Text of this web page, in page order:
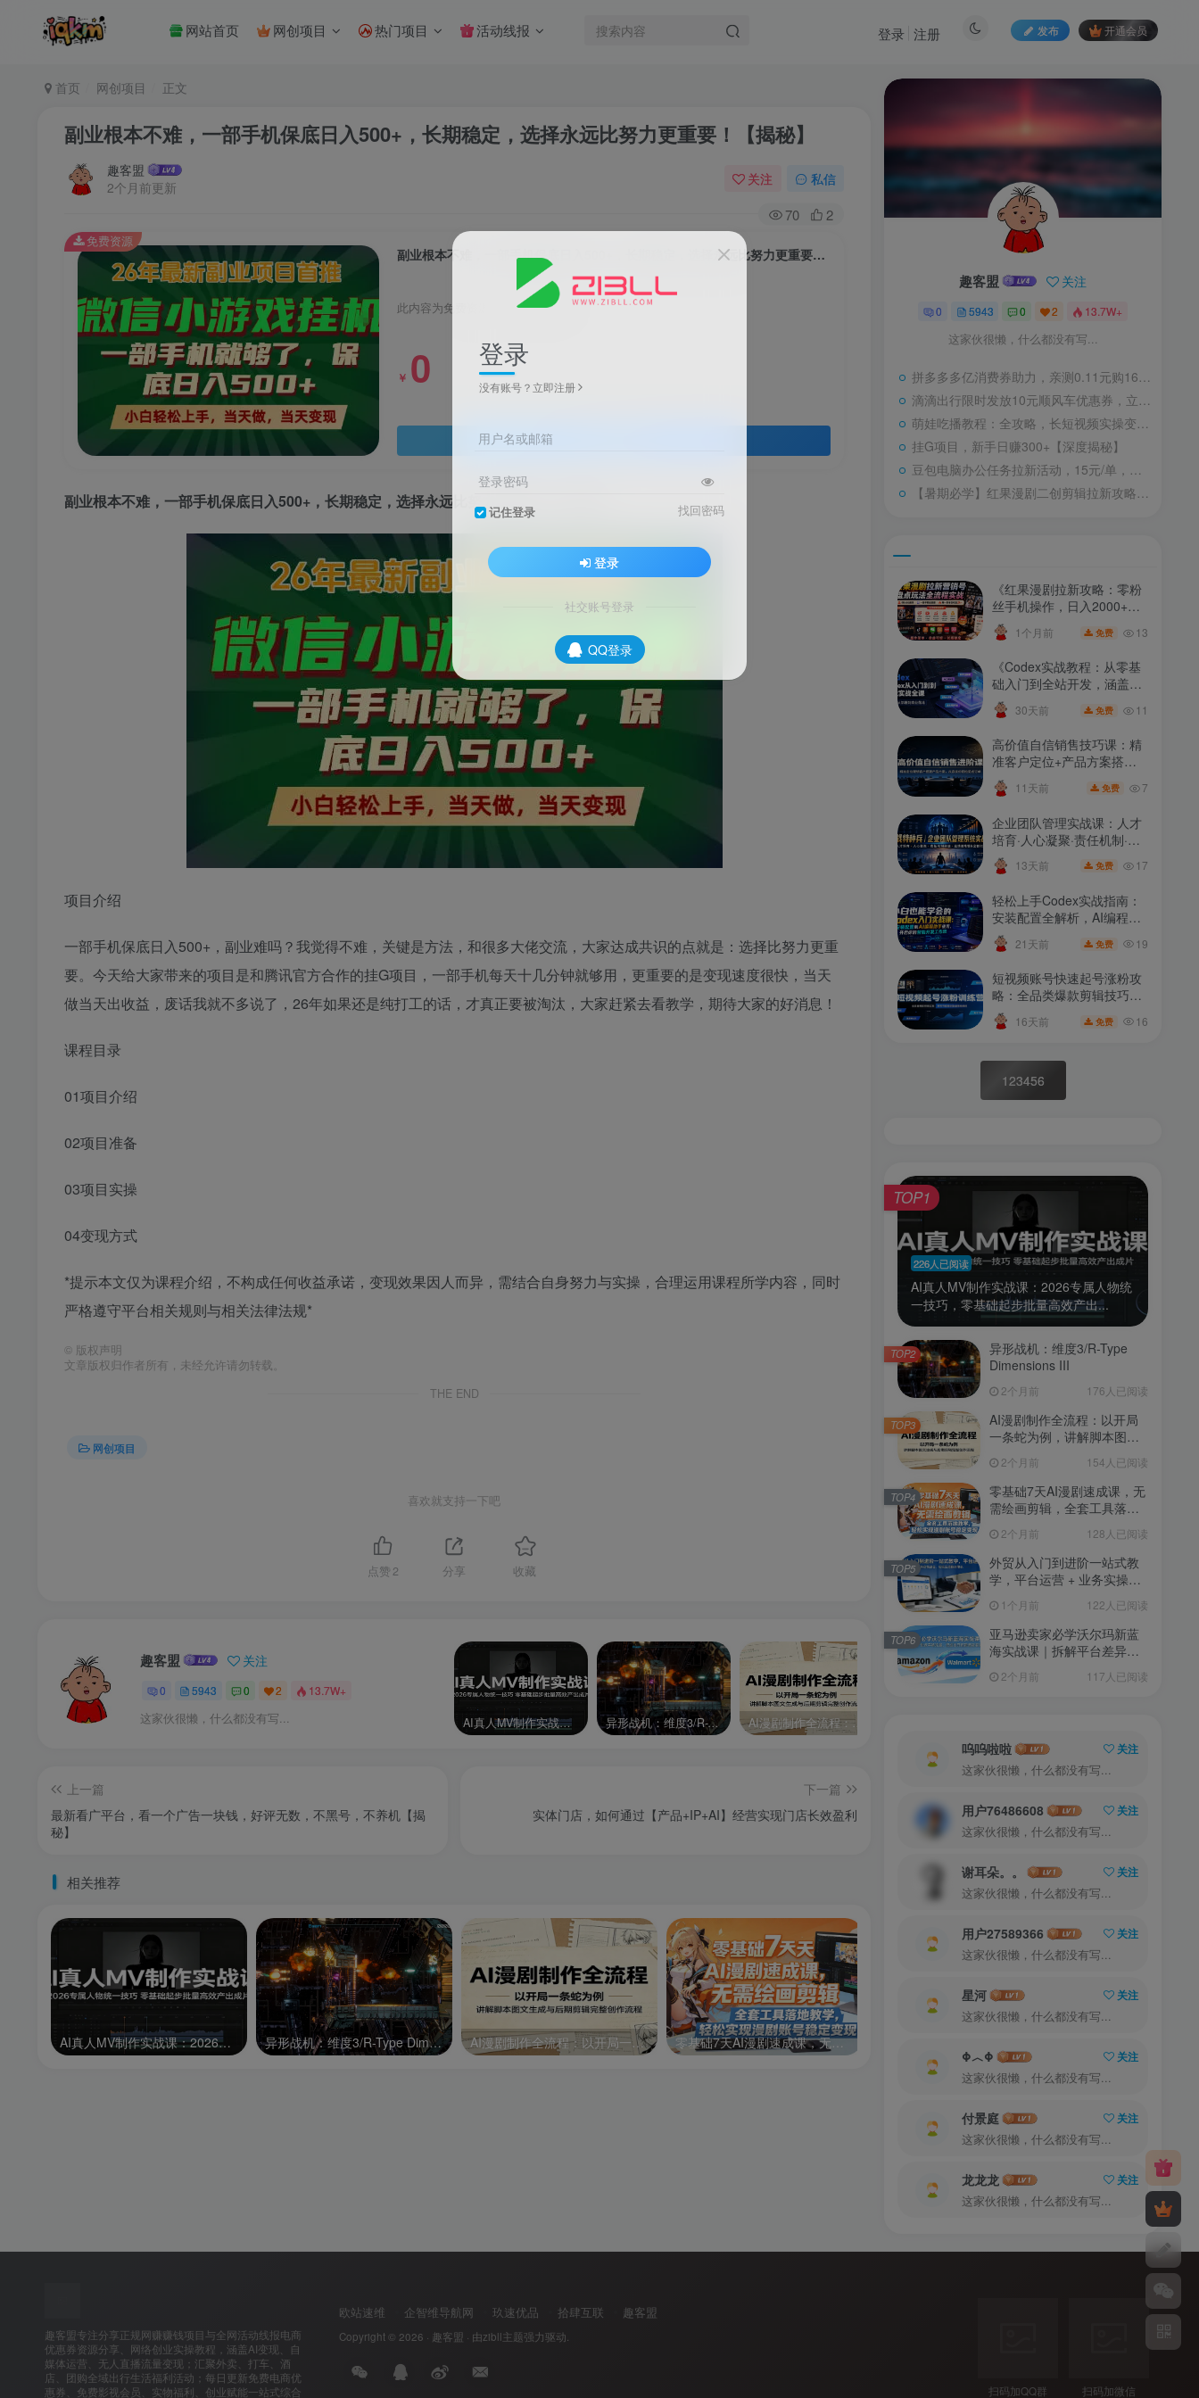
网站首页 网创项目 热门项目 活动线报 发布 开通会员
登录 注册
首页 网创项目 正文
副业根本不难，一部手机保底日入500+，长期稳定，选择永远比努力更重要！【揭秘】
趣客盟
2个月前更新
关注 私信
70 2
副业根本不难，一部手机保底日入500+，长期稳定，选择永远比努力更重要！【揭秘】
此内容为免费资源，请登录后查看
￥ 0
免费资源
副业根本不难，一部手机保底日入500+，长期稳定，选择永远比努力更重要！【揭秘】
项目介绍
一部手机保底日入500+，副业难吗？我觉得不难，关键是方法，和很多大佬交流，大家达成共识的点就是：选择比努力更重
要。今天给大家带来的项目是和腾讯官方合作的挂G项目，一部手机每天十几分钟就够用，更重要的是变现速度很快，当天
做当天出收益，废话我就不多说了，26年如果还是纯打工的话，才真正要被淘汰，大家赶紧去看教学，期待大家的好消息！
课程目录
01项目介绍
02项目准备
03项目实操
04变现方式
*提示本文仅为课程介绍，不构成任何收益承诺，变现效果因人而异，需结合自身努力与实操，合理运用课程所学内容，同时
严格遵守平台相关规则与相关法律法规*
© 版权声明
文章版权归作者所有，未经允许请勿转载。
THE END
网创项目
喜欢就支持一下吧
点赞 2 分享 收藏
趣客盟 关注
0 5943 0 2 13.7W+
这家伙很懒，什么都没有写... AI真人MV制作实战课：2026专属人物统一技巧，零基础起步批量高效产出成片 异形战机：维度3/R-Type Dimensions III AI漫剧制作全流程：以开局一条蛇为例，讲解脚本图文生成与后期剪辑完整创作流程
上一篇
最新看广平台，看一个广告一块钱，好评无数，不黑号，不养机【揭
秘】
下一篇
实体门店，如何通过【产品+IP+AI】经营实现门店长效盈利
相关推荐
AI真人MV制作实战课：2026专属人物统一技巧，零基础起步批量高效产出成片 异形战机：维度3/R-Type Dimensions III AI漫剧制作全流程：以开局一条蛇为例，讲解脚本图文生成与后期剪辑完整创作流程 零基础7天AI漫剧速成课，无需绘画剪辑，全套工具落地教学，轻松实现漫剧账号稳定变现
趣客盟 关注
0 5943 0 2 13.7W+
这家伙很懒，什么都没有写...
拼多多多亿消费券助力，亲测0.11元购16枚无抗鸡蛋，超值抢购！
滴滴出行限时发放10元顺风车优惠券，立即领取！
萌娃吃播教程：全攻略，长短视频实操变现指南，图文+视频教学，零基础入门，伙伴计划+收徒+商单多渠道收益
挂G项目，新手日赚300+【深度揭秘】
豆包电脑办公任务拉新活动，15元/单，热销爆单，月入过万，转化率高，达人必抢项目！【8月8日更新】
【暑期必学】红果漫剧二创剪辑拉新攻略课，7米佣金新用户，日赚四位数风口玩法（08.08更新）
《红果漫剧拉新攻略：零粉
丝手机操作，日入2000+实
操玩法详解（更新至
0628）》
1个月前 免费 13
《Codex实战教程：从零基
础入门到全站开发，涵盖账
号充值、AI联动、核心功
能、自动化搭建》
30天前 免费 11
高价值自信销售技巧课：精
准客户定位+产品方案搭
建，谈价自如，轻松成交订
单
11天前 免费 7
企业团队管理实战课：人才
培育·人心凝聚·责任机制·业
绩增长——商战特种兵全套
策略 13天前 免费 17
轻松上手Codex实战指南：
安装配置全解析，AI编程助
手一网打尽，打造高效智能
开发体验
21天前 免费 19
短视频账号快速起号涨粉攻
略：全品类爆款剪辑技巧、
账号运营节奏优化与复盘实
战教程16天前 免费 16
123456
226人已阅读
AI真人MV制作实战课：2026专属人物统
一技巧，零基础起步批量高效产出...
TOP1
异形战机：维度3/R-Type
Dimensions III
2个月前 176人已阅读
TOP2
AI漫剧制作全流程：以开局
一条蛇为例，讲解脚本图文
程 2个月前 154人已阅读
TOP3
零基础7天AI漫剧速成课，无
需绘画剪辑，全套工具落地
定变现
2个月前 128人已阅读
TOP4
外贸从入门到进阶一站式教
学，平台运营 + 业务实操结
1个月前 122人已阅读
TOP5
亚马逊卖家必学沃尔玛新蓝
海实战课｜拆解平台差异，
跨境新渠道
2个月前 117人已阅读
TOP6
呜呜啦啦
关注
这家伙很懒，什么都没有写...
用户76486608
关注
这家伙很懒，什么都没有写...
谢耳朵。。
关注
这家伙很懒，什么都没有写...
用户27589366
关注
这家伙很懒，什么都没有写...
星河
关注
这家伙很懒，什么都没有写...
Φ︿Φ
关注
这家伙很懒，什么都没有写...
付景庭
关注
这家伙很懒，什么都没有写...
龙龙龙
关注
这家伙很懒，什么都没有写...
趣客盟专注分享正规网赚赚钱项目与全网活动线报电商
优惠券资源分享、网络创业实操教程，涵盖AI变现、自
媒体运营、无人直播流量变现；汇聚外卖、打车、酒
店、团购全域出行生活福利活动；每日更新免费电商优
惠券、免费影视会员、实物福利、创业赋能一站式综合
欧站速维 企智维导航网 玖速优品 拾肆互联 趣客盟
Copyright © 2026 · 趣客盟 · 由zibll主题强力驱动.
扫码加QQ群 扫码加微信
登录
没有账号？立即注册
用户名或邮箱
登录密码
记住登录 找回密码
登录
社交账号登录
QQ登录